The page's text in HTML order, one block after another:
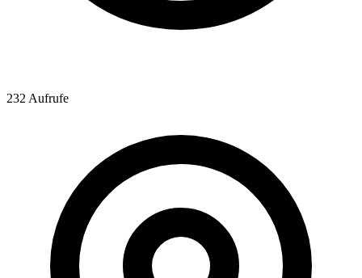
232 Aufrufe